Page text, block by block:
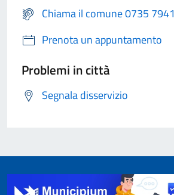
Chiama il comune 0735 7941
Prenota un appuntamento
Problemi in città
Segnala disservizio